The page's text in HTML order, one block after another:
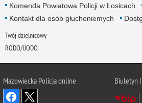
Komenda Powiatowa Policji w Łosicach
Kontakt dla osób głuchoniemych
Twój dzielnicowy
RODO/UODO
Mazowiecka Policja online
Biuletyn